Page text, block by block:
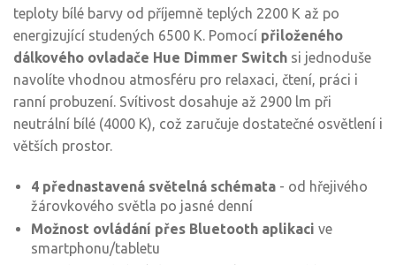
teploty bílé barvy od příjemně teplých 2200 K až po
energizující studených 6500 K. Pomocí přiloženého
dálkového ovladače Hue Dimmer Switch si jednoduše
navolíte vhodnou atmosféru pro relaxaci, čtení, práci i
ranní probuzení. Svítivost dosahuje až 2900 lm při
neutrální bílé (4000 K), což zaručuje dostatečné osvětlení i
větších prostor.
4 přednastavená světelná schémata - od hřejivého
žárovkového světla po jasné denní
Možnost ovládání přes Bluetooth aplikaci ve
smartphonu/tabletu